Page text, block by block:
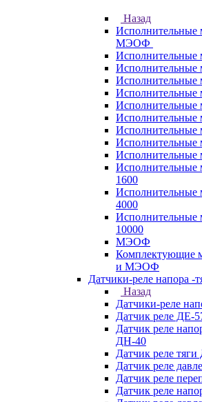
Назад
МЭОФ
1600
4000
10000
МЭОФ
Комплектующие
и МЭОФ
Датчики-реле напора -
Назад
Датчики-реле
Датчик реле ДЕ-
Датчик реле
ДН-40
Датчик реле
Датчик реле
Датчик реле
Датчик реле